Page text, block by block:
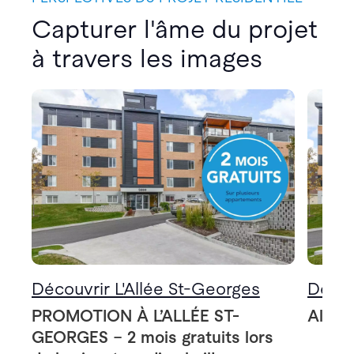
Capturer l'âme du projet
à travers les images
Découvrir L'Allée St-Georges
PROMOTION À L’ALLÉE ST-
GEORGES – 2 mois gratuits lors
Allée